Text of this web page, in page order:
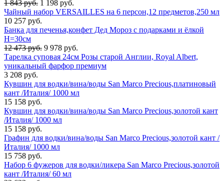
1 843 руб. 1 198 руб.
Чайный набор VERSAILLES на 6 персон,12 предметов,250 мл
10 257 руб.
Банка для печенья,конфет Дед Мороз с подарками и ёлкой
H=30см
12 473 руб. 9 978 руб.
Тарелка суповая 24см Розы старой Англии, Royal Albert,
уникальный фарфор премиум
3 208 руб.
Кувшин для водки/вина/воды San Marco Precious,платиновый
кант /Италия/ 1000 мл
15 158 руб.
Кувшин для водки/вина/воды San Marco Precious,золотой кант
/Италия/ 1000 мл
15 158 руб.
Графин для водки/вина/воды San Marco Precious,золотой кант /
Италия/ 1000 мл
15 758 руб.
Набор 6 фужеров для водки/ликера San Marco Precious,золотой
кант /Италия/ 60 мл